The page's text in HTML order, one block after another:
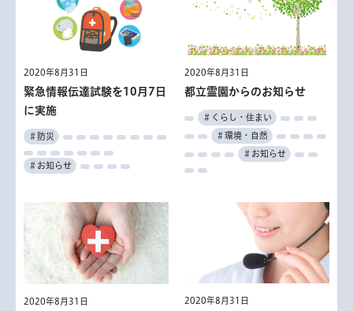
2020年8月31日
緊急情報伝達試験を10月7日
に実施
＃防災
＃お知らせ
2020年8月31日
都立霊園からのお知らせ
＃くらし・住まい
＃環境・自然
＃お知らせ
2020年8月31日 2020年8月31日
2020年8月31日
東京都写真美術館
＃催し
2020年8月31日
東京アニメアワードフェステ
ィバル2020ノミネート作品
上映会
＃文化・芸術
2020年8月31日
産業技術高等専門学校 オー
プンカレッジ
＃子供・若者・教育
＃産業・仕事
2020年8月31日
性暴力被害者支援員養成研修
＃くらし・住まい
＃学ぶ
2020年8月31日
保育の仕事「就職支援研修・
相談会」「就職支援セミナ
ー」
＃子供・若者・教育
＃産業・仕事
2020年8月31日
東京都社会福祉事業団正規・
契約職員（福祉職）
＃高齢者・福祉
＃働く
2020年8月31日
2020年8月31日
9月6日～12日は救急医療週
間 応急手当てを学びましょ
う
＃健康・医療
2020年8月31日
聞こえの相談会
＃健康・医療
＃催し